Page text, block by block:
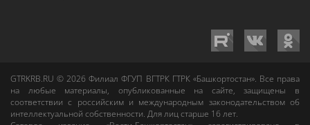
GTRKRB.RU © 2026Филиал ФГУП ВГТРК ГТРК «Башкортостан». Все права
на любые материалы, опубликованные на сайте, защищены в
соответствии с российским и международным законодательством об
интеллектуальной собственности. Для лиц старше 16 лет.